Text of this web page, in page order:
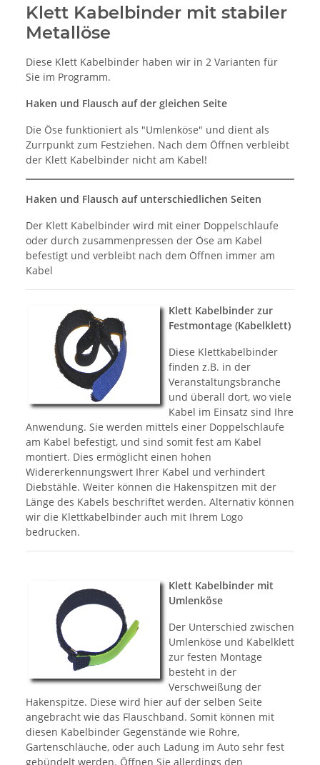
Klett Kabelbinder mit stabiler
Metallöse
Diese Klett Kabelbinder haben wir in 2 Varianten für
Sie im Programm.
Haken und Flausch auf der gleichen Seite
Die Öse funktioniert als "Umlenköse" und dient als
Zurrpunkt zum Festziehen. Nach dem Öffnen verbleibt
der Klett Kabelbinder nicht am Kabel!
Haken und Flausch auf unterschiedlichen Seiten
Der Klett Kabelbinder wird mit einer Doppelschlaufe
oder durch zusammenpressen der Öse am Kabel
befestigt und verbleibt nach dem Öffnen immer am
Kabel
Klett Kabelbinder zur
Festmontage (Kabelklett)
Diese Klettkabelbinder
finden z.B. in der
Veranstaltungsbranche
und überall dort, wo viele
Kabel im Einsatz sind Ihre
Anwendung. Sie werden mittels einer Doppelschlaufe
am Kabel befestigt, und sind somit fest am Kabel
montiert. Dies ermöglicht einen hohen
Widererkennungswert Ihrer Kabel und verhindert
Diebstähle. Weiter können die Hakenspitzen mit der
Länge des Kabels beschriftet werden. Alternativ können
wir die Klettkabelbinder auch mit Ihrem Logo
bedrucken.
Klett Kabelbinder mit
Umlenköse
Der Unterschied zwischen
Umlenköse und Kabelklett
zur festen Montage
besteht in der
Verschweißung der
Hakenspitze. Diese wird hier auf der selben Seite
angebracht wie das Flauschband. Somit können mit
diesen Kabelbinder Gegenstände wie Rohre,
Gartenschläuche, oder auch Ladung im Auto sehr fest
gebündelt werden. Öffnen Sie allerdings den